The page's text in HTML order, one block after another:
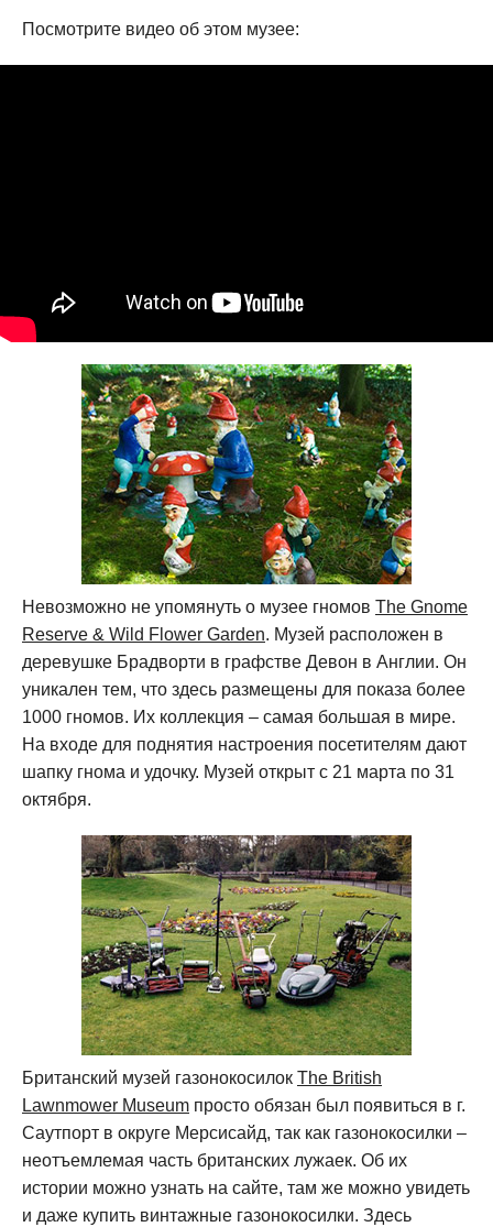
Посмотрите видео об этом музее:
Невозможно не упомянуть о музее гномов The Gnome
Reserve & Wild Flower Garden. Музей расположен в
деревушке Брадворти в графстве Девон в Англии. Он
уникален тем, что здесь размещены для показа более
1000 гномов. Их коллекция – самая большая в мире.
На входе для поднятия настроения посетителям дают
шапку гнома и удочку. Музей открыт с 21 марта по 31
октября.
Британский музей газонокосилок The British
Lawnmower Museum просто обязан был появиться в г.
Саутпорт в округе Мерсисайд, так как газонокосилки –
неотъемлемая часть британских лужаек. Об их
истории можно узнать на сайте, там же можно увидеть
и даже купить винтажные газонокосилки. Здесь